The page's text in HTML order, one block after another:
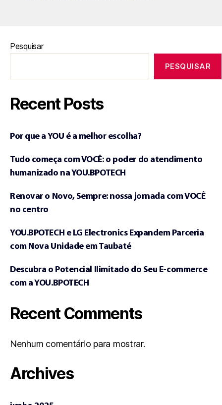
Pesquisar
PESQUISAR
Recent Posts
Por que a YOU é a melhor escolha?
Tudo começa com VOCÊ: o poder do atendimento
humanizado na YOU.BPOTECH
Renovar o Novo, Sempre: nossa jornada com VOCÊ
no centro
YOU.BPOTECH e LG Electronics Expandem Parceria
com Nova Unidade em Taubaté
Descubra o Potencial Ilimitado do Seu E-commerce
com a YOU.BPOTECH
Recent Comments
Nenhum comentário para mostrar.
Archives